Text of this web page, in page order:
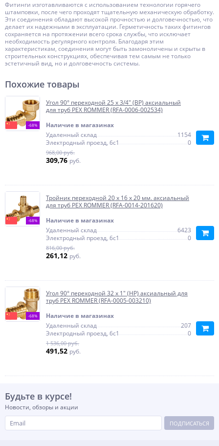
Фитинги изготавливаются с использованием технологии горячего
штамповки, после чего проходят тщательную механическую обработку.
Эти соединения обладают высокой прочностью и долговечностью, что
делает их надежными в эксплуатации. Герметичность таких фитингов
сохраняется на протяжении всего срока службы, что исключает
необходимость регулярного контроля. Благодаря этим
характеристикам, соединения могут быть замоноличены и скрыты в
строительных конструкциях, обеспечивая тем самым не только
эстетичный вид, но и долговечность системы.
Похожие товары
-68%
Угол 90° переходной 25 x 3/4" (ВР) аксиальный
для труб PEX ROMMER (RFA-0006-002534)
Наличие в магазинах
Удаленный склад
1154
Электродный проезд, 6с1
0
968,00 руб.
309,76 руб.
-68%
Тройник переходной 20 x 16 x 20 мм. аксиальный
для труб PEX ROMMER (RFA-0014-201620)
Наличие в магазинах
Удаленный склад
6423
Электродный проезд, 6с1
0
816,00 руб.
261,12 руб.
-68%
Угол 90° переходной 32 x 1" (НР) аксиальный для
труб PEX ROMMER (RFA-0005-003210)
Наличие в магазинах
Удаленный склад
207
Электродный проезд, 6с1
0
1 536,00 руб.
491,52 руб.
Будьте в курсе!
Новости, обзоры и акции
ПОДПИСАТЬСЯ